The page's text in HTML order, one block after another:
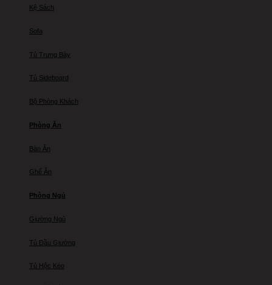
Kệ Sách
Sofa
Tủ Trưng Bày
Tủ Sideboard
Bộ Phòng Khách
Phòng Ăn
Bàn Ăn
Ghế Ăn
Phòng Ngủ
Giường Ngủ
Tủ Đầu Giường
Tủ Hộc Kéo